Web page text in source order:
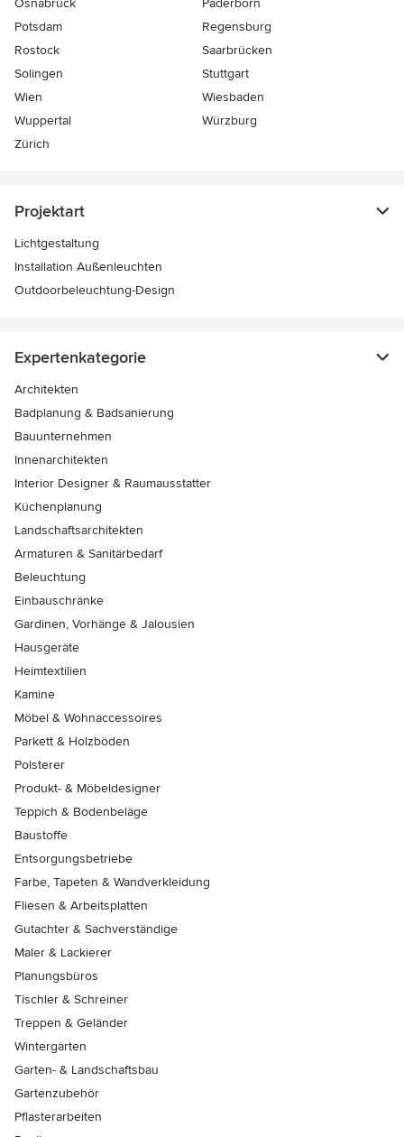
Osnabrück
Paderborn
Potsdam
Regensburg
Rostock
Saarbrücken
Solingen
Stuttgart
Wien
Wiesbaden
Wuppertal
Würzburg
Zürich
Projektart
Lichtgestaltung
Installation Außenleuchten
Outdoorbeleuchtung-Design
Expertenkategorie
Architekten
Badplanung & Badsanierung
Bauunternehmen
Innenarchitekten
Interior Designer & Raumausstatter
Küchenplanung
Landschaftsarchitekten
Armaturen & Sanitärbedarf
Beleuchtung
Einbauschränke
Gardinen, Vorhänge & Jalousien
Hausgeräte
Heimtextilien
Kamine
Möbel & Wohnaccessoires
Parkett & Holzböden
Polsterer
Produkt- & Möbeldesigner
Teppich & Bodenbeläge
Baustoffe
Entsorgungsbetriebe
Farbe, Tapeten & Wandverkleidung
Fliesen & Arbeitsplatten
Gutachter & Sachverständige
Maler & Lackierer
Planungsbüros
Tischler & Schreiner
Treppen & Geländer
Wintergärten
Garten- & Landschaftsbau
Gartenzubehör
Pflasterarbeiten